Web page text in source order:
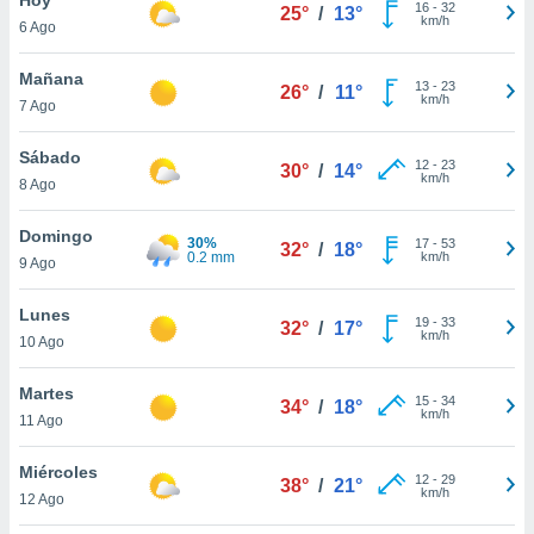
y
en
más
de
6 Ago
25° / 13° 16- 32
km/h
Mañana
7 Ago
26° / 11° 13- 23
km/h
Sábado
8 Ago
30° / 14° 12- 23
km/h
Domingo
9 Ago
30%
0.2 mm
32° / 18° 17- 53
km/h
Lunes
10 Ago
32° / 17° 19- 33
km/h
Martes
11 Ago
34° / 18° 15- 34
km/h
Miércoles
12 Ago
38° / 21° 12- 29
km/h